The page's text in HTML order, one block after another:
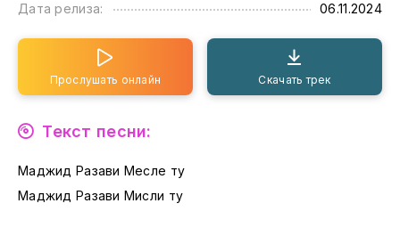
Дата релиза:
06.11.2024
Прослушать онлайн Скачать трек
Текст песни:
Маджид Разави Месле ту
Маджид Разави Мисли ту